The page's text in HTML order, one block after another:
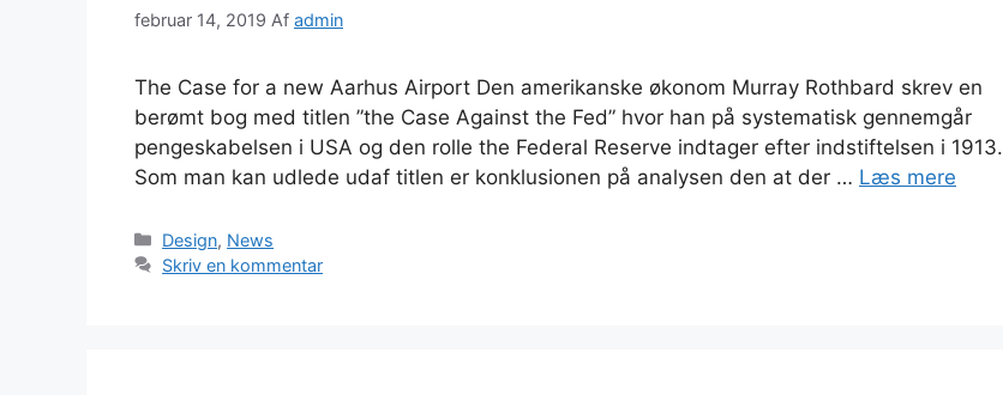
februar 14, 2019 Af admin
The Case for a new Aarhus Airport Den amerikanske økonom Murray Rothbard skrev en
berømt bog med titlen ”the Case Against the Fed” hvor han på systematisk gennemgår
pengeskabelsen i USA og den rolle the Federal Reserve indtager efter indstiftelsen i 1913.
Som man kan udlede udaf titlen er konklusionen på analysen den at der … Læs mere
Kategorier
Design, News
Skriv en kommentar